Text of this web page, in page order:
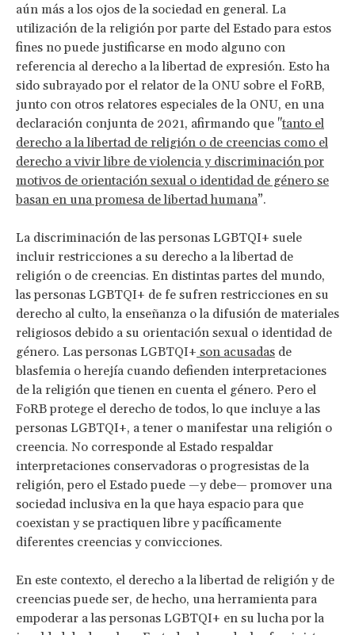
aún más a los ojos de la sociedad en general. La
utilización de la religión por parte del Estado para estos
fines no puede justificarse en modo alguno con
referencia al derecho a la libertad de expresión. Esto ha
sido subrayado por el relator de la ONU sobre el FoRB,
junto con otros relatores especiales de la ONU, en una
declaración conjunta de 2021, afirmando que "tanto el
derecho a la libertad de religión o de creencias como el
derecho a vivir libre de violencia y discriminación por
motivos de orientación sexual o identidad de género se
basan en una promesa de libertad humana”.
La discriminación de las personas LGBTQI+ suele
incluir restricciones a su derecho a la libertad de
religión o de creencias. En distintas partes del mundo,
las personas LGBTQI+ de fe sufren restricciones en su
derecho al culto, la enseñanza o la difusión de materiales
religiosos debido a su orientación sexual o identidad de
género. Las personas LGBTQI+ son acusadas de
blasfemia o herejía cuando defienden interpretaciones
de la religión que tienen en cuenta el género. Pero el
FoRB protege el derecho de todos, lo que incluye a las
personas LGBTQI+, a tener o manifestar una religión o
creencia. No corresponde al Estado respaldar
interpretaciones conservadoras o progresistas de la
religión, pero el Estado puede —y debe— promover una
sociedad inclusiva en la que haya espacio para que
coexistan y se practiquen libre y pacíficamente
diferentes creencias y convicciones.
En este contexto, el derecho a la libertad de religión y de
creencias puede ser, de hecho, una herramienta para
empoderar a las personas LGBTQI+ en su lucha por la